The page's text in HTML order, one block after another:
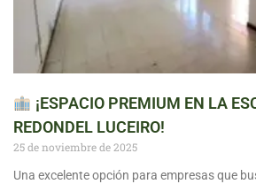
¡ESPACIO PREMIUM EN LA
REDONDEL LUCEIRO!
25 de noviembre de 2025
Una excelente opción para empresas que